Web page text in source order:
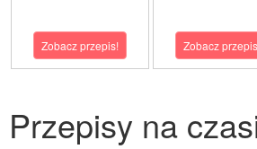
Zobacz przepis! Zobacz
Przepisy na